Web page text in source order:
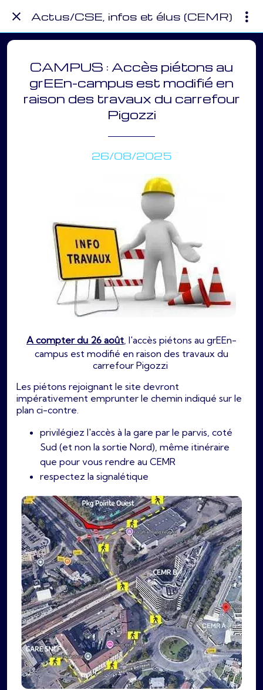
Actus/CSE, infos et élus (CEMR)
CAMPUS : Accès piétons au
grEEn-campus est modifié en
raison des travaux du carrefour
Pigozzi
26/08/2025
A compter du 26 août , l'accès piétons au grEEn-
campus est modifié en raison des travaux du
carrefour Pigozzi
Les piétons rejoignant le site devront
impérativement emprunter le chemin indiqué sur le
plan ci-contre.
privilégiez l'accès à la gare par le parvis, coté
Sud (et non la sortie Nord), même itinéraire
que pour vous rendre au CEMR
respectez la signalétique